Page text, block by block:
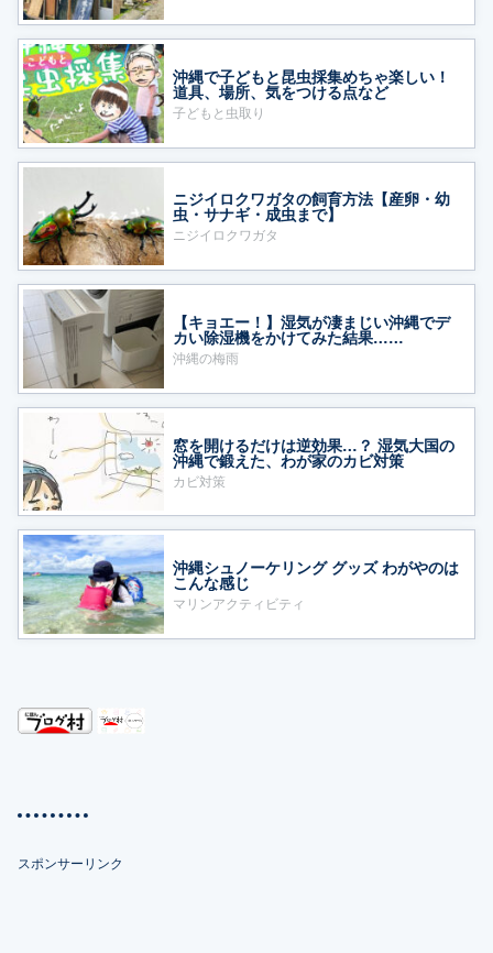
沖縄で子どもと昆虫採集めちゃ楽しい！
道具、場所、気をつける点など
子どもと虫取り
ニジイロクワガタの飼育方法【産卵・幼
虫・サナギ・成虫まで】
ニジイロクワガタ
【キョエー！】湿気が凄まじい沖縄でデ
カい除湿機をかけてみた結果……
沖縄の梅雨
窓を開けるだけは逆効果…？ 湿気大国の
沖縄で鍛えた、わが家のカビ対策
カビ対策
沖縄シュノーケリング グッズ わがやのは
こんな感じ
マリンアクティビティ
スポンサーリンク